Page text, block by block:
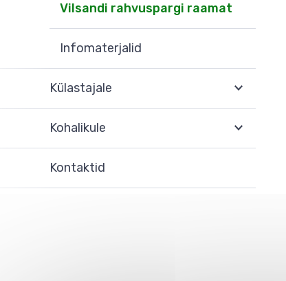
Vilsandi rahvuspargi raamat
Infomaterjalid
Külastajale
Kohalikule
Kontaktid